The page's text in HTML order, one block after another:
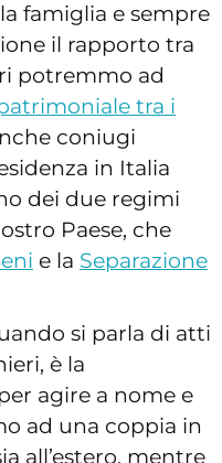
famiglia e sempre
il rapporto tra
potremmo ad
tra i
coniugi
in Italia
dei due regimi
Paese, che
e la Separazione
si parla di atti
è la
agire a nome e
ad una coppia in
all’estero, mentre